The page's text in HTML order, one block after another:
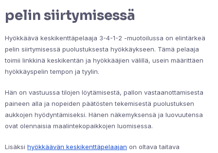
pelin siirtymisessä
Hyökkäävä keskikenttäpelaaja 3-4-1-2 -muotoilussa on elintärkeä
pelin siirtymisessä puolustuksesta hyökkäykseen. Tämä pelaaja
toimii linkkinä keskikentän ja hyökkääjien välillä, usein määrittäen
hyökkäyspelin tempon ja tyylin.
Hän on vastuussa tilojen löytämisestä, pallon vastaanottamisesta
paineen alla ja nopeiden päätösten tekemisestä puolustuksen
aukkojen hyödyntämiseksi. Hänen näkemyksensä ja luovuutensa
ovat olennaisia maalintekopaikkojen luomisessa.
Lisäksi hyökkäävän keskikenttäpelaajan on oltava taitava